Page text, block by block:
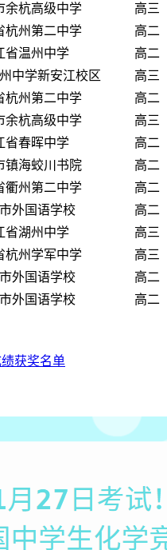
余杭高级中学
高三
杭州第二中学
高二
省温州中学
高二
中学新安江校区
高三
杭州第二中学
高二
余杭高级中学
高三
省春晖中学
高二
镇海蛟川书院
高二
衢州第二中学
高二
外国语学校
高二
省湖州中学
高三
杭州学军中学
高三
外国语学校
高二
外国语学校 高二
获奖名单